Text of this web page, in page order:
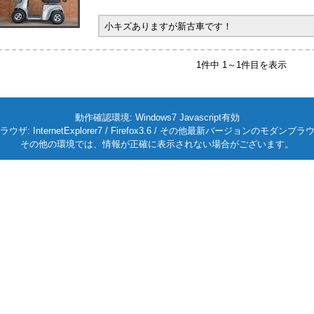
小キズありますが新古車です！
1件中 1～1件目を表示
動作確認環境: Windows7 Javascript有効
ウザ: InternetExplorer7 / Firefox3.6 / その他最新バージョンのモダンブラ
その他の環境では、情報が正確に表示されない場合がございます。